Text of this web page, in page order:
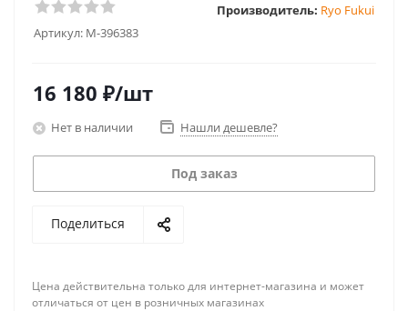
Артикул: M-396383
Производитель: Ryo Fukui
16 180 ₽/шт
Нет в наличии Нашли дешевле?
Под заказ
Поделиться
Цена действительна только для интернет-магазина и может
отличаться от цен в розничных магазинах